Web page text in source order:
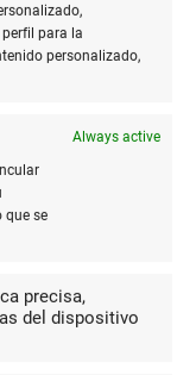
para la
personalizado,
Always active
que se
precisa,
del dispositivo
que pueden ser
escolares.
docentes y
robusto y